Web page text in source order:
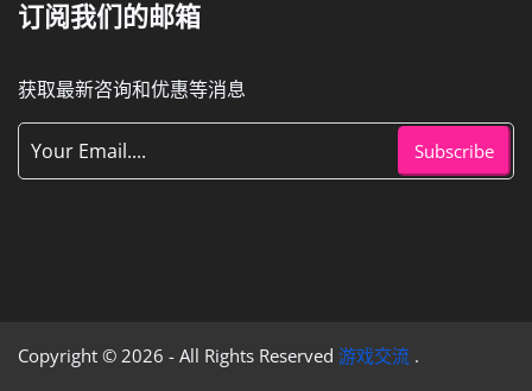
订阅我们的邮箱
获取最新咨询和优惠等消息
Subscribe
Copyright © 2026 - All Rights Reserved 游戏交流 .